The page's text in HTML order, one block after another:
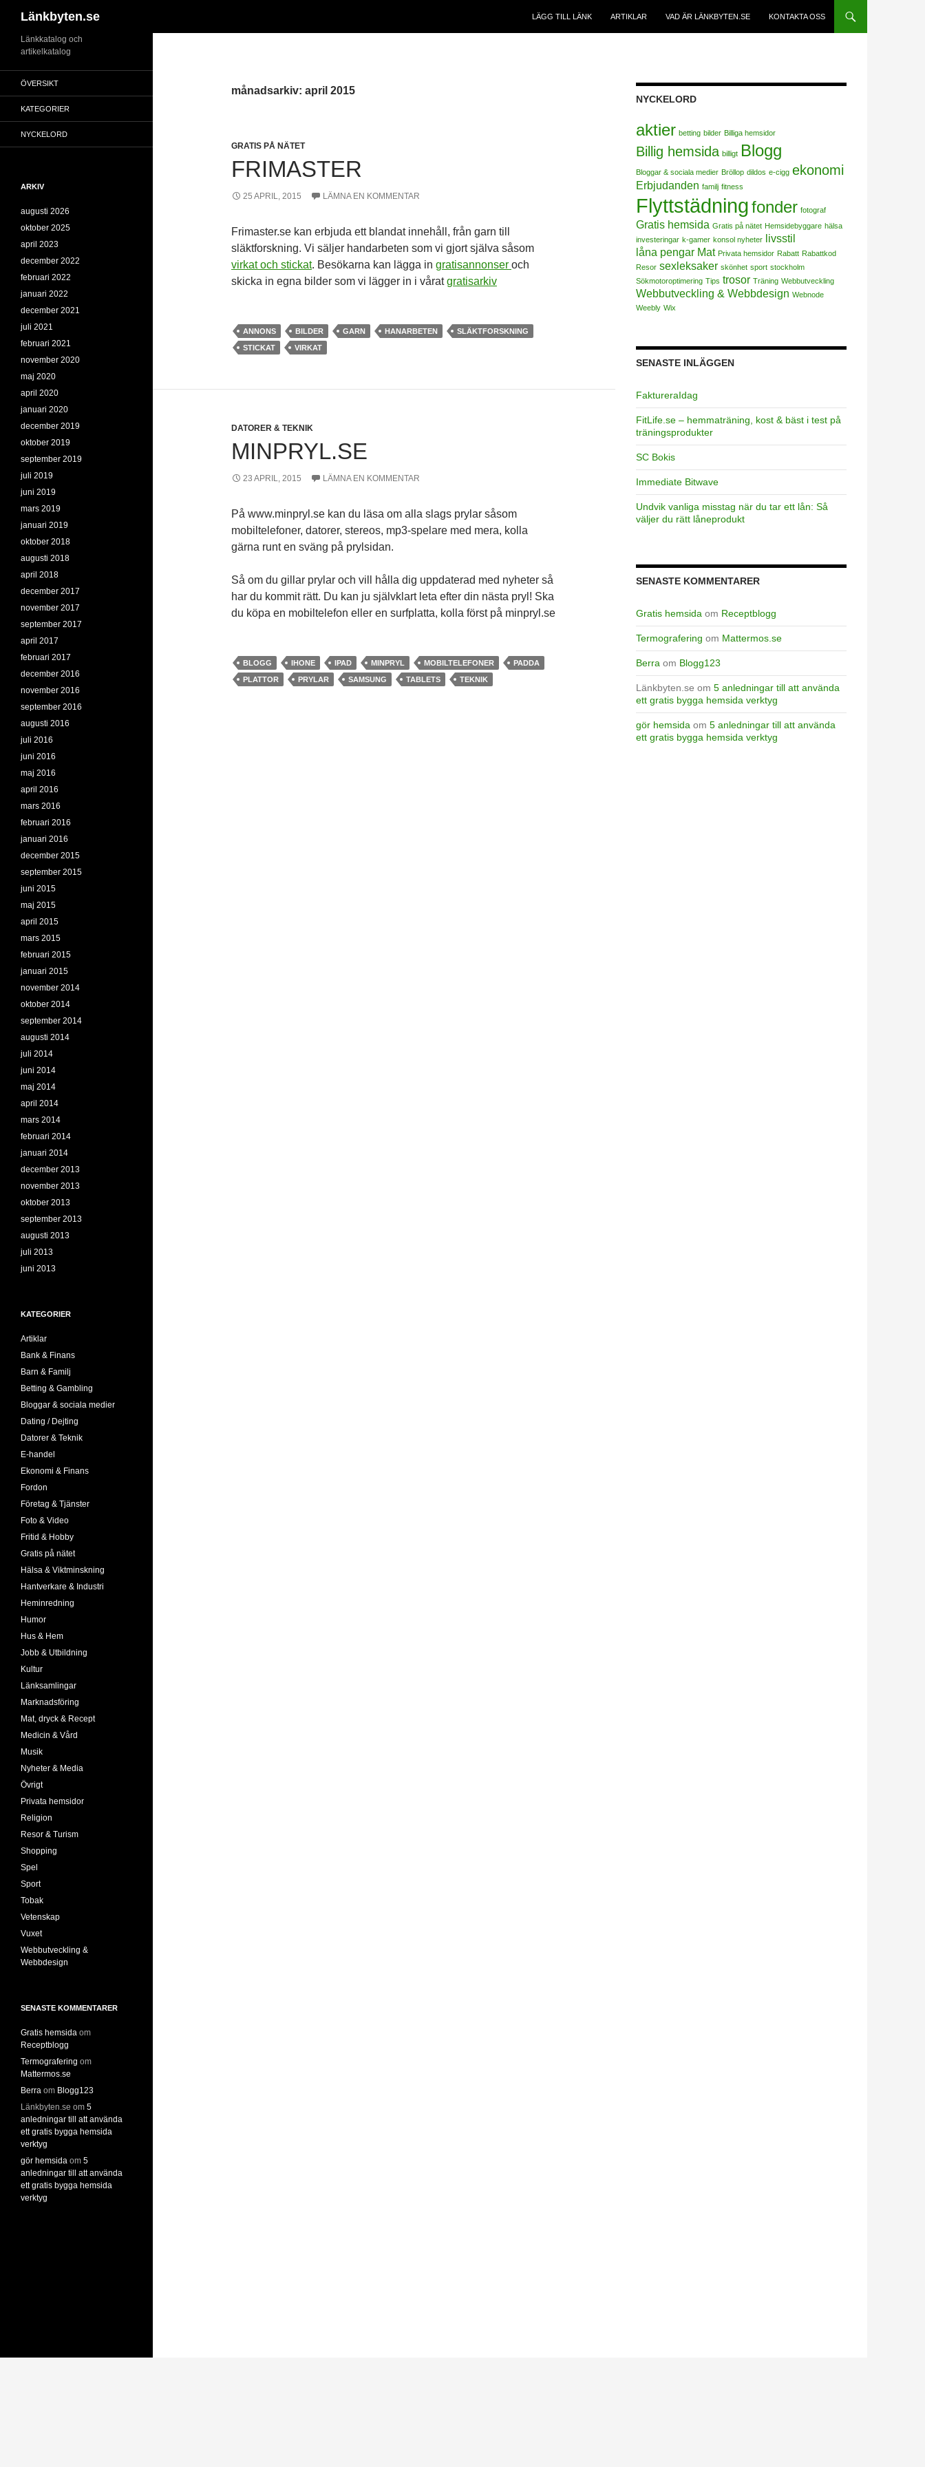
Hoppa
innehåll
Länkbyten.se LÄGG TILL LÄNK ARTIKLAR VAD ÄR LÄNKBYTEN.SE KONTAKTA OSS
månadsarkiv: april 2015
GRATIS PÅ NÄTET
FRIMASTER
25 APRIL, 2015 LÄMNA EN KOMMENTAR
Frimaster.se kan erbjuda ett blandat innehåll, från garn till
släktforskning. Vi säljer handarbeten som vi gjort själva såsom
virkat och stickat. Besökarna kan lägga in gratisannonser och
skicka in egna bilder som vi lägger in i våratgratisarkiv
ANNONS BILDER GARN HANARBETEN
SLÄKTFORSKNING
STICKAT
VIRKAT
DATORER & TEKNIK
MINPRYL.SE
23 APRIL, 2015 LÄMNA EN KOMMENTAR
På www.minpryl.se kan du läsa om alla slags prylar såsom
mobiltelefoner, datorer, stereos, mp3-spelare med mera, kolla
gärna runt en sväng på prylsidan.
Så om du gillar prylar och vill hålla dig uppdaterad med nyheter så
har du kommit rätt. Du kan ju självklart leta efter din nästa pryl! Ska
du köpa en mobiltelefon eller en surfplatta, kolla först på minpryl.se
BLOGG IHONE IPAD MINPRYL MOBILTELEFONER
PADDA
PLATTOR
PRYLAR SAMSUNG TABLETS TEKNIK
NYCKELORD
aktier betting bilder Billiga hemsidor
Billig hemsida billigt Blogg
Bloggar & sociala medier Bröllop dildos e-cigg ekonomi
Erbjudanden familj fitness
Flyttstädningfonder fotograf
Gratis hemsida Gratis på nätet Hemsidebyggare hälsa
investeringar k-gamer konsol nyheter
livsstil
låna pengar Mat Privata hemsidor Rabatt Rabattkod
Resor sexleksaker skönhet sport stockholm
Sökmotoroptimering Tips trosor Träning Webbutveckling
Webbutveckling & Webbdesign Webnode
Weebly Wix
SENASTE INLÄGGEN
FaktureraIdag
FitLife.se – hemmaträning, kost & bäst i test på
träningsprodukter
SC Bokis
Immediate Bitwave
Undvik vanliga misstag när du tar ett lån: Så
väljer du rätt låneprodukt
SENASTE KOMMENTARER
Gratis hemsida om Receptblogg
Termografering om Mattermos.se
Berra om Blogg123
Länkbyten.se om 5 anledningar till att använda
ett gratis bygga hemsida verktyg
gör hemsida om 5 anledningar till att använda
ett gratis bygga hemsida verktyg
Länkkatalog och
artikelkatalog
ÖVERSIKT
KATEGORIER
NYCKELORD
ARKIV
augusti 2026
oktober 2025
april 2023
december 2022
februari 2022
januari 2022
december 2021
juli 2021
februari 2021
november 2020
maj 2020
april 2020
januari 2020
december 2019
oktober 2019
september 2019
juli 2019
juni 2019
mars 2019
januari 2019
oktober 2018
augusti 2018
april 2018
december 2017
november 2017
september 2017
april 2017
februari 2017
december 2016
november 2016
september 2016
augusti 2016
juli 2016
juni 2016
maj 2016
april 2016
mars 2016
februari 2016
januari 2016
december 2015
september 2015
juni 2015
maj 2015
april 2015
mars 2015
februari 2015
januari 2015
november 2014
oktober 2014
september 2014
augusti 2014
juli 2014
juni 2014
maj 2014
april 2014
mars 2014
februari 2014
januari 2014
december 2013
november 2013
oktober 2013
september 2013
augusti 2013
juli 2013
juni 2013
KATEGORIER
Artiklar
Bank & Finans
Barn & Familj
Betting & Gambling
Bloggar & sociala medier
Dating / Dejting
Datorer & Teknik
E-handel
Ekonomi & Finans
Fordon
Företag & Tjänster
Foto & Video
Fritid & Hobby
Gratis på nätet
Hälsa & Viktminskning
Hantverkare & Industri
Heminredning
Humor
Hus & Hem
Jobb & Utbildning
Kultur
Länksamlingar
Marknadsföring
Mat, dryck & Recept
Medicin & Vård
Musik
Nyheter & Media
Övrigt
Privata hemsidor
Religion
Resor & Turism
Shopping
Spel
Sport
Tobak
Vetenskap
Vuxet
Webbutveckling &
Webbdesign
SENASTE KOMMENTARER
Gratis hemsida om
Receptblogg
Termografering om
Mattermos.se
Berra om Blogg123
Länkbyten.se om 5
anledningar till att använda
ett gratis bygga hemsida
verktyg
gör hemsida om 5
anledningar till att använda
ett gratis bygga hemsida
verktyg